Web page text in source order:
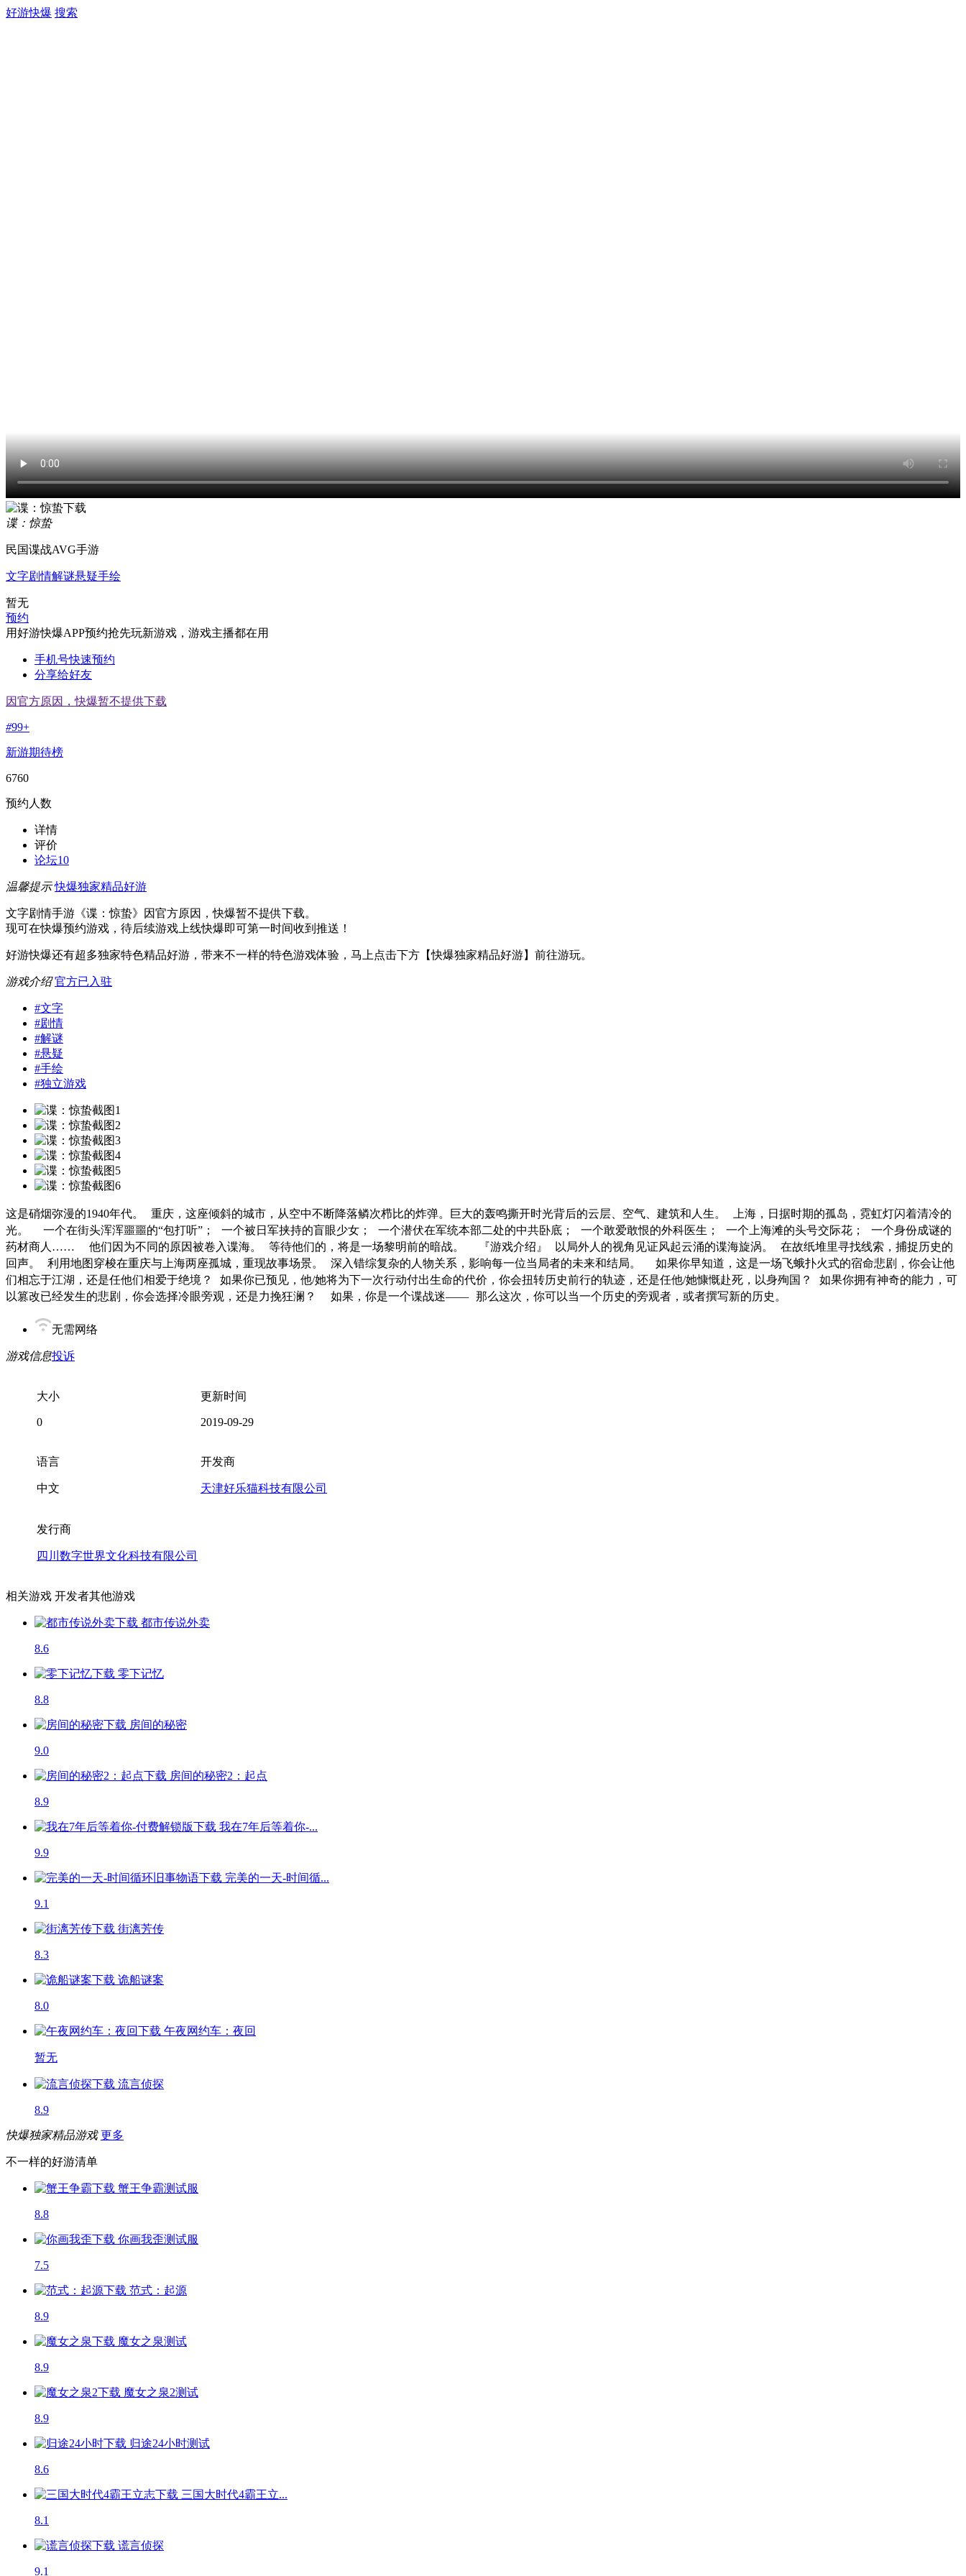
好游快爆 搜索
谍：惊蛰
民国谍战AVG手游
文字剧情解谜悬疑手绘
暂无
预约
用好游快爆APP预约抢先玩新游戏，游戏主播都在用
手机号快速预约
分享给好友
因官方原因，快爆暂不提供下载
#99+
新游期待榜
6760
预约人数
详情
评价
论坛10
温馨提示 快爆独家精品好游
文字剧情手游《谍：惊蛰》因官方原因，快爆暂不提供下载。
现可在快爆预约游戏，待后续游戏上线快爆即可第一时间收到推送！
好游快爆还有超多独家特色精品好游，带来不一样的特色游戏体验，马上点击下方【快爆独家精品好游】前往游玩。
游戏介绍 官方已入驻
#文字
#剧情
#解谜
#悬疑
#手绘
#独立游戏
这是硝烟弥漫的1940年代。 重庆，这座倾斜的城市，从空中不断降落鳞次栉比的炸弹。巨大的轰鸣撕开时光背后的云层、空气、建筑和人生。 上海，日据时期的孤岛，霓虹灯闪着清冷的
光。 一个在街头浑浑噩噩的“包打听”； 一个被日军挟持的盲眼少女； 一个潜伏在军统本部二处的中共卧底； 一个敢爱敢恨的外科医生； 一个上海滩的头号交际花； 一个身份成谜的
药材商人…… 他们因为不同的原因被卷入谍海。 等待他们的，将是一场黎明前的暗战。 『游戏介绍』 以局外人的视角见证风起云涌的谍海旋涡。 在故纸堆里寻找线索，捕捉历史的
回声。 利用地图穿梭在重庆与上海两座孤城，重现故事场景。 深入错综复杂的人物关系，影响每一位当局者的未来和结局。 如果你早知道，这是一场飞蛾扑火式的宿命悲剧，你会让他
们相忘于江湖，还是任他们相爱于绝境？ 如果你已预见，他/她将为下一次行动付出生命的代价，你会扭转历史前行的轨迹，还是任他/她慷慨赴死，以身殉国？ 如果你拥有神奇的能力，可
以篡改已经发生的悲剧，你会选择冷眼旁观，还是力挽狂澜？ 如果，你是一个谍战迷—— 那么这次，你可以当一个历史的旁观者，或者撰写新的历史。
无需网络
游戏信息投诉
大小
0
更新时间
2019-09-29
语言
中文
开发商
天津好乐猫科技有限公司
发行商
四川数字世界文化科技有限公司
相关游戏 开发者其他游戏
都市传说外卖
8.6
零下记忆
8.8
房间的秘密
9.0
房间的秘密2：起点
8.9
我在7年后等着你-...
9.9
完美的一天-时间循...
9.1
街漓芳传
8.3
诡船谜案
8.0
午夜网约车：夜回
暂无
流言侦探
8.9
快爆独家精品游戏 更多
不一样的好游清单
蟹王争霸测试服
8.8
你画我歪测试服
7.5
范式：起源
8.9
魔女之泉测试
8.9
魔女之泉2测试
8.9
归途24小时测试
8.6
三国大时代4霸王立...
8.1
谎言侦探
9.1